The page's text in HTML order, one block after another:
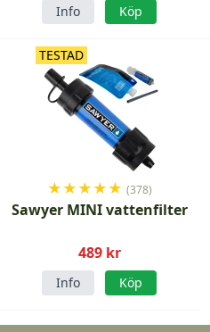
Info Köp
★★★★★ (378)
Sawyer MINI vattenfilter
489 kr
TESTAD
Info Köp